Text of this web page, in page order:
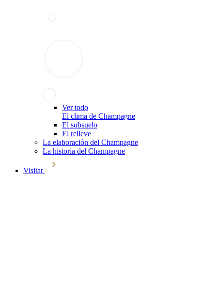
Ver todo
El clima de Champagne
El subsuelo
El relieve
La elaboración del Champagne
La historia del Champagne
Visitar